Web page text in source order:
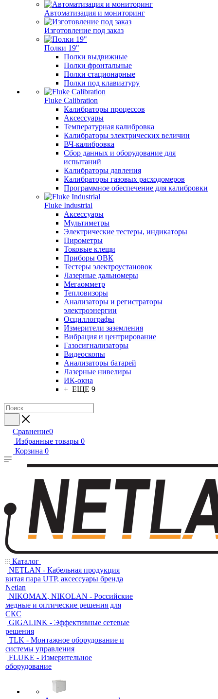
Автоматизация и мониторинг
Изготовление под заказ
Полки 19"
Полки выдвижные
Полки фронтальные
Полки стационарные
Полки под клавиатуру
Fluke Calibration
Калибраторы процессов
Аксессуары
Температурная калибровка
Калибраторы электрических величин
ВЧ-калибровка
Сбор данных и оборудование для
испытаний
Калибраторы давления
Калибраторы газовых расходомеров
Программное обеспечение для калибровки
Fluke Industrial
Аксессуары
Мультиметры
Электрические тестеры, индикаторы
Пирометры
Токовые клещи
Приборы ОВК
Тестеры электроустановок
Лазерные дальномеры
Мегаомметр
Тепловизоры
Анализаторы и регистраторы
электроэнергии
Осциллографы
Измерители заземления
Вибрация и центрирование
Газосигнализаторы
Видеоскопы
Анализаторы батарей
Лазерные нивелиры
ИК-окна
+ ЕЩЕ 9
Сравнение0
Избранные товары 0
Корзина 0
Каталог
NETLAN - Кабельная продукция
витая пара UTP, аксессуары бренда
Netlan
NIKOMAX, NIKOLAN - Российские
медные и оптические решения для
СКС
GIGALINK - Эффективные сетевые
решения
TLK - Монтажное оборудование и
системы управления
FLUKE - Измерительное
оборудование